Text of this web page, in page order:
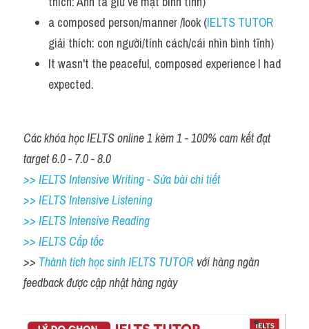
Listening
Speaking
Writing
Homepage
a composed person/manner /look (IELTS TUTOR
giải thích: con người/tính cách/cái nhìn bình tĩnh)
It wasn't the peaceful, composed experience I had
expected.
Các khóa học IELTS online 1 kèm 1 - 100% cam kết đạt
target 6.0 - 7.0 - 8.0
>> IELTS Intensive Writing - Sửa bài chi tiết
>> IELTS Intensive Listening
>> IELTS Intensive Reading
>> IELTS Cấp tốc
>> Thành tích học sinh IELTS TUTOR với hàng ngàn
feedback được cập nhật hàng ngày